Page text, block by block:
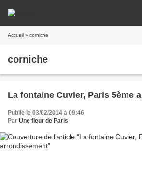
Accueil » corniche
corniche
La fontaine Cuvier, Paris 5ème
Publié le 03/02/2014 à 09:46
Par Une fleur de Paris